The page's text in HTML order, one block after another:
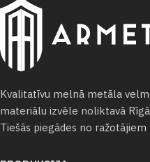
Kvalitatīvu melnā metāla
materiālu izvēle noliktavā
Tiešās piegādes no ražotājiem